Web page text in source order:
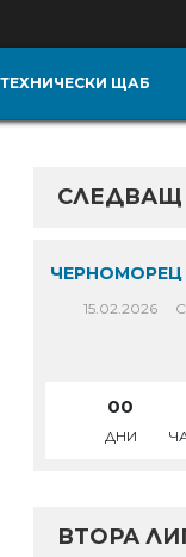
ЩАБ
СЛЕДВАЩ
ЧЕРНОМОРЕЦ
15.02.2026
00
ДНИ
ВТОРА